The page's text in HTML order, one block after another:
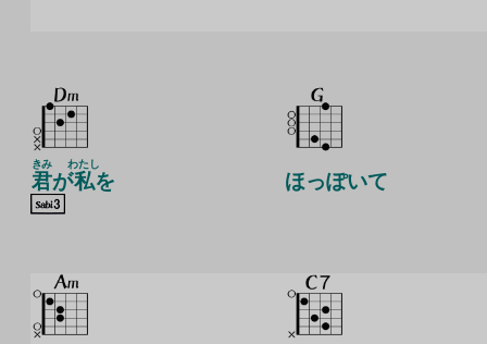
君
きみ
が私
わたし
を ほっぽいて